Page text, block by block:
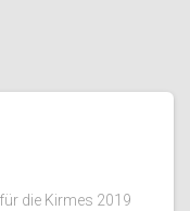
die Kirmes 2019